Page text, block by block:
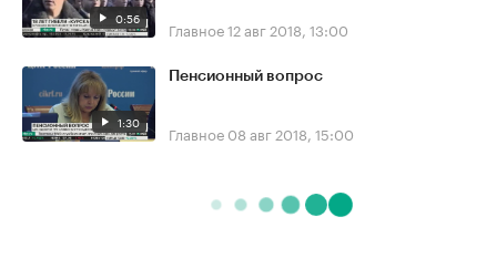
0:56 Главное12 авг 2018, 13:00
1:30
Пенсионный вопрос
Главное 08 авг 2018, 15:00